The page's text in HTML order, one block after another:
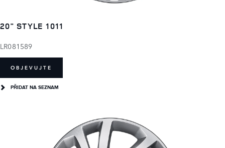
20" STYLE 1011
LR081589
OBJEVUJTE
PŘIDAT NA SEZNAM